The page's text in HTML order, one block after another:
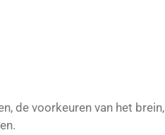
de voorkeuren van het brein,